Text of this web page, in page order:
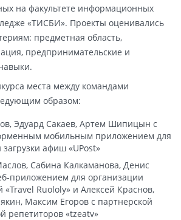
на факультете информационных
«ТИСБИ». Проекты оценивались
предметная область,
предпринимательские и
места между командами
образом:
Эдуард Сакаев, Артем Шипицын с
мобильным приложением для
афиш «UPost»
Сабина Калкаманова, Денис
приложением для организации
«Travel Ruololy» и Алексей Краснов,
Максим Егоров с партнерской
репетиторов «tzeatv»